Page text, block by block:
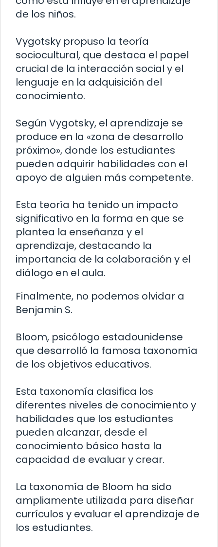
de los niños.
Vygotsky propuso la teoría
sociocultural, que destaca el papel
crucial de la interacción social y el
lenguaje en la adquisición del
conocimiento.
Según Vygotsky, el aprendizaje se
produce en la «zona de desarrollo
próximo», donde los estudiantes
pueden adquirir habilidades con el
apoyo de alguien más competente.
Esta teoría ha tenido un impacto
significativo en la forma en que se
plantea la enseñanza y el
aprendizaje, destacando la
importancia de la colaboración y el
diálogo en el aula.
Finalmente, no podemos olvidar a
Benjamin S.
Bloom, psicólogo estadounidense
que desarrolló la famosa taxonomía
de los objetivos educativos.
Esta taxonomía clasifica los
diferentes niveles de conocimiento y
habilidades que los estudiantes
pueden alcanzar, desde el
conocimiento básico hasta la
capacidad de evaluar y crear.
La taxonomía de Bloom ha sido
ampliamente utilizada para diseñar
currículos y evaluar el aprendizaje de
los estudiantes.